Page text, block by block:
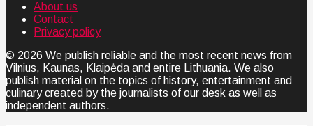
About us
Contact
Privacy policy
© 2026 We publish reliable and the most recent news from
Vilnius, Kaunas, Klaipėda and entire Lithuania. We also
publish material on the topics of history, entertainment and
culinary created by the journalists of our desk as well as
independent authors.